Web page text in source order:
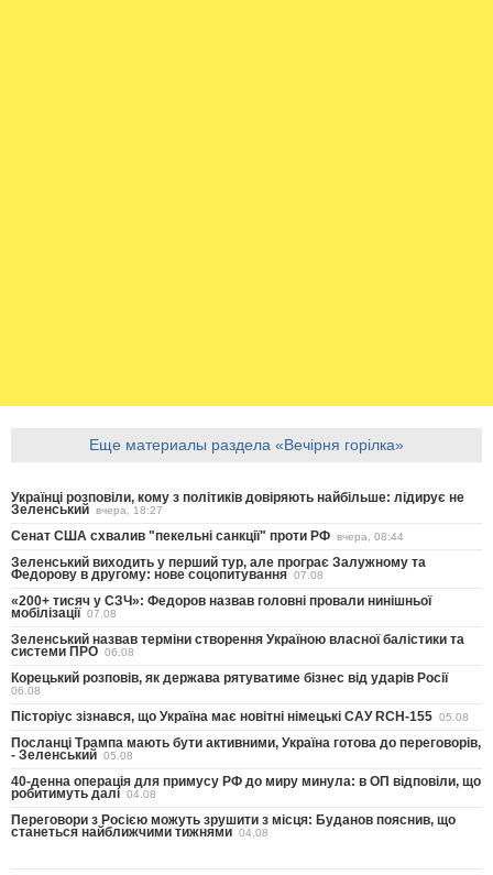
Еще материалы раздела «Вечірня горілка»
Українці розповіли, кому з політиків довіряють найбільше: лідирує не
Зеленський вчера, 18:27
Сенат США схвалив "пекельні санкції" проти РФ вчера, 08:44
Зеленський виходить у перший тур, але програє Залужному та
Федорову в другому: нове соцопитування 07.08
«200+ тисяч у СЗЧ»: Федоров назвав головні провали нинішньої
мобілізації 07.08
Зеленський назвав терміни створення Україною власної балістики та
системи ПРО 06.08
Корецький розповів, як держава рятуватиме бізнес від ударів Росії
06.08
Пісторіус зізнався, що Україна має новітні німецькі САУ RCH-155 05.08
Посланці Трампа мають бути активними, Україна готова до переговорів,
- Зеленський 05.08
40-денна операція для примусу РФ до миру минула: в ОП відповіли, що
робитимуть далі 04.08
Переговори з Росією можуть зрушити з місця: Буданов пояснив, що
станеться найближчими тижнями 04.08